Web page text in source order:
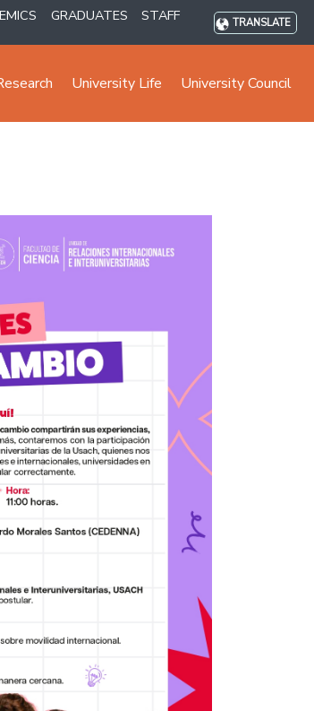
GRADUATES STAFF TRANSLATE
University Life University Council